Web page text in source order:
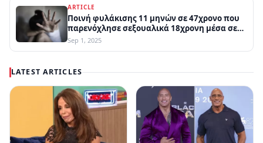
ARTICLE
Ποινή φυλάκισης 11 μηνών σε 47χρονο που
παρενόχλησε σεξουαλικά 18χρονη μέσα σε
πλοίο στην Κυλλήνη
Sep 1, 2025
LATEST ARTICLES